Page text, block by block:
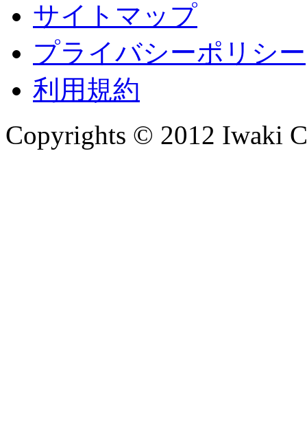
サイトマップ
プライバシーポリシー
利用規約
Copyrights © 2012 Iwaki